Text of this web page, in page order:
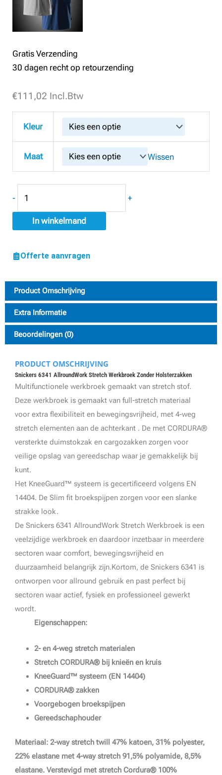
Gratis Verzending
30 dagen recht op retourzending
€111,02 Incl.Btw
Kleur
Maat Wissen
-
Snickers
6341
AllroundWork
Broek
+
In winkelmand
Offerte aanvragen
Product Omschrijving
Extra Informatie
Beoordelingen (0)
PRODUCT OMSCHRIJVING
Snickers 6341 AllroundWork Stretch Werkbroek Zonder Holsterzakken
Multifunctionele werkbroek gemaakt van stretch stof.
Deze werkbroek is gemaakt van full-stretch materiaal
voor extra flexibiliteit en bewegingsvrijheid, met 4-weg
stretch elementen aan de achterkant . De met CORDURA®
versterkte duimstokzak en cargozakken zorgen voor
veilige opslag van gereedschap waar je gemakkelijk bij
kunt.
Het KneeGuard™ systeem is gecertificeerd volgens EN
14404. De Slim fit broekspijpen zorgen voor een slanke
strakke look.
De Snickers 6341 AllroundWork Stretch Werkbroek is een
veelzijdige werkbroek en daardoor inzetbaar in meerdere
sectoren waar comfort, bewegingsvrijheid en
duurzaamheid belangrijk zijn.Kortom, de Snickers 6341 is
ontworpen voor allround gebruik en past perfect bij
sectoren waar actief, fysiek en professioneel gewerkt
wordt.
Eigenschappen:
2- en 4-weg stretch materialen
Stretch CORDURA® bij knieën en kruis
KneeGuard™ systeem (EN 14404)
CORDURA® zakken
Voorgebogen broekspijpen
Gereedschaphouder
Materiaal: 2-way stretch twill 47% katoen, 31% polyester,
22% elastane met 4-way stretch 91,5% polyamide, 8,5%
elastane. Verstevigd met stretch Cordura® 100%